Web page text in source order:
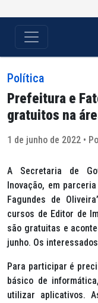
Política
Prefeitura e
gratuitos na
1 de junho de 2022 •
A Secretaria de
Inovação, em
Fagundes de
cursos de Editor de
são gratuitas e
junho. Os
Para participar é
básico de
utilizar aplicativos.